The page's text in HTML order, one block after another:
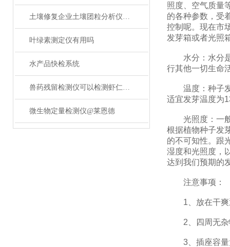
土壤修复企业土壤团粒分析仪怎么选型?2026年主流厂家推荐
叶绿素测定仪有用吗
水产品快检系统
兽药残留检测仪可以检测虾仁中磷酸盐超标问题吗？
微生物定量检测仪@莱恩德
照度、空气质量
的各种参数，受
控制呢。现在市
发芽箱或者光照
水分：水分是
行其他一切生命
温度：种子发
适宜发芽温度为
光照度：一般
根据植物种子发
的不可知性。跟
湿度和光照度，
达到我们预期的
注意事项：
1、放在干爽
2、四周无杂
3、插座容量